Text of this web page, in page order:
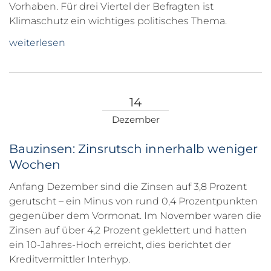
Vorhaben. Für drei Viertel der Befragten ist
Klimaschutz ein wichtiges politisches Thema.
weiterlesen
14
Dezember
Bauzinsen: Zinsrutsch innerhalb weniger
Wochen
Anfang Dezember sind die Zinsen auf 3,8 Prozent
gerutscht – ein Minus von rund 0,4 Prozentpunkten
gegenüber dem Vormonat. Im November waren die
Zinsen auf über 4,2 Prozent geklettert und hatten
ein 10-Jahres-Hoch erreicht, dies berichtet der
Kreditvermittler Interhyp.